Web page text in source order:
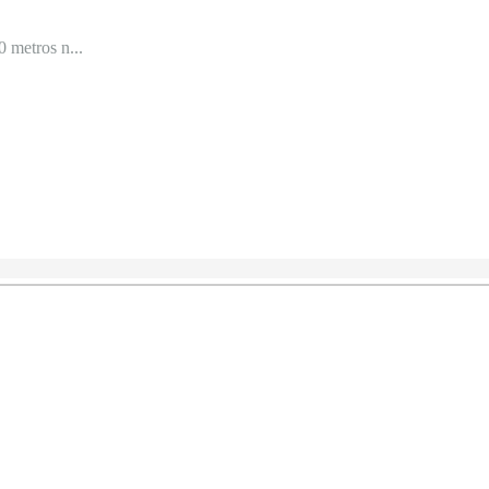
metros n...